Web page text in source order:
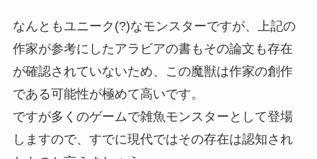
なんともユニーク(?)なモンスターですが、上記の
作家が参考にしたアラビアの書もその論文も存在
が確認されていないため、この魔獣は作家の創作
である可能性が極めて高いです。
ですが多くのゲームで雑魚モンスターとして登場
しますので、すでに現代ではその存在は認知され